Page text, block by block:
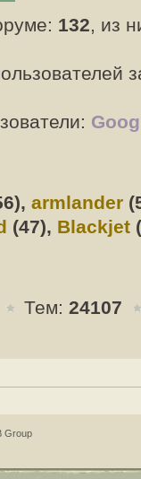
132, из
armlander
(47), Blackjet
Тем: 24107
Group